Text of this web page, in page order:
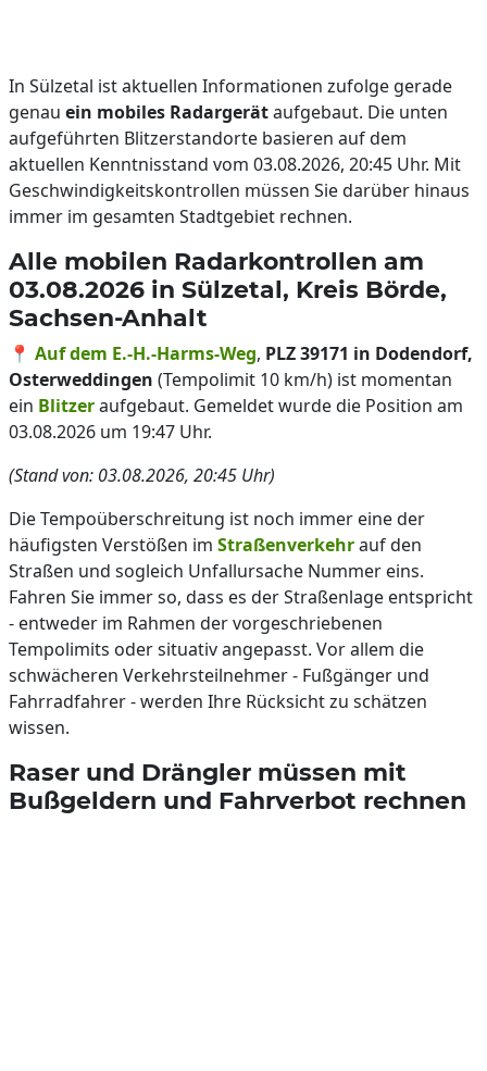
In Sülzetal ist aktuellen Informationen zufolge gerade
genau ein mobiles Radargerätaufgebaut. Die unten
aufgeführten Blitzerstandorte basieren auf dem
aktuellen Kenntnisstand vom 03.08.2026, 20:45 Uhr. Mit
Geschwindigkeitskontrollen müssen Sie darüber hinaus
immer im gesamten Stadtgebiet rechnen.
Alle mobilen Radarkontrollen am
03.08.2026 in Sülzetal, Kreis Börde,
Sachsen-Anhalt
📍 Auf dem E.-H.-Harms-Weg, PLZ 39171 in Dodendorf,
Osterweddingen (Tempolimit 10 km/h) ist momentan
ein Blitzeraufgebaut. Gemeldet wurde die Position am
03.08.2026 um 19:47 Uhr.
(Stand von: 03.08.2026, 20:45 Uhr)
Die Tempoüberschreitung ist noch immer eine der
häufigsten Verstößen im Straßenverkehrauf den
Straßen und sogleich Unfallursache Nummer eins.
Fahren Sie immer so, dass es der Straßenlage entspricht
- entweder im Rahmen der vorgeschriebenen
Tempolimits oder situativ angepasst. Vor allem die
schwächeren Verkehrsteilnehmer - Fußgänger und
Fahrradfahrer - werden Ihre Rücksicht zu schätzen
wissen.
Raser und Drängler müssen mit
Bußgeldern und Fahrverbot rechnen